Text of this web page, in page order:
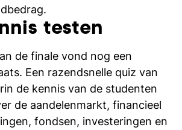
testen
de finale vond nog een
Een razendsnelle quiz van
de kennis van de studenten
de aandelenmarkt, financieel
fondsen, investeringen en